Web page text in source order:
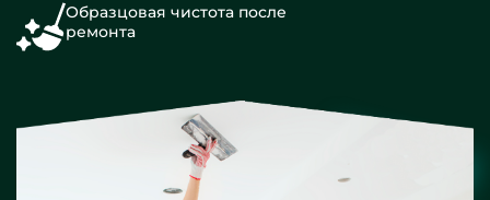
Образцовая чистота после
ремонта